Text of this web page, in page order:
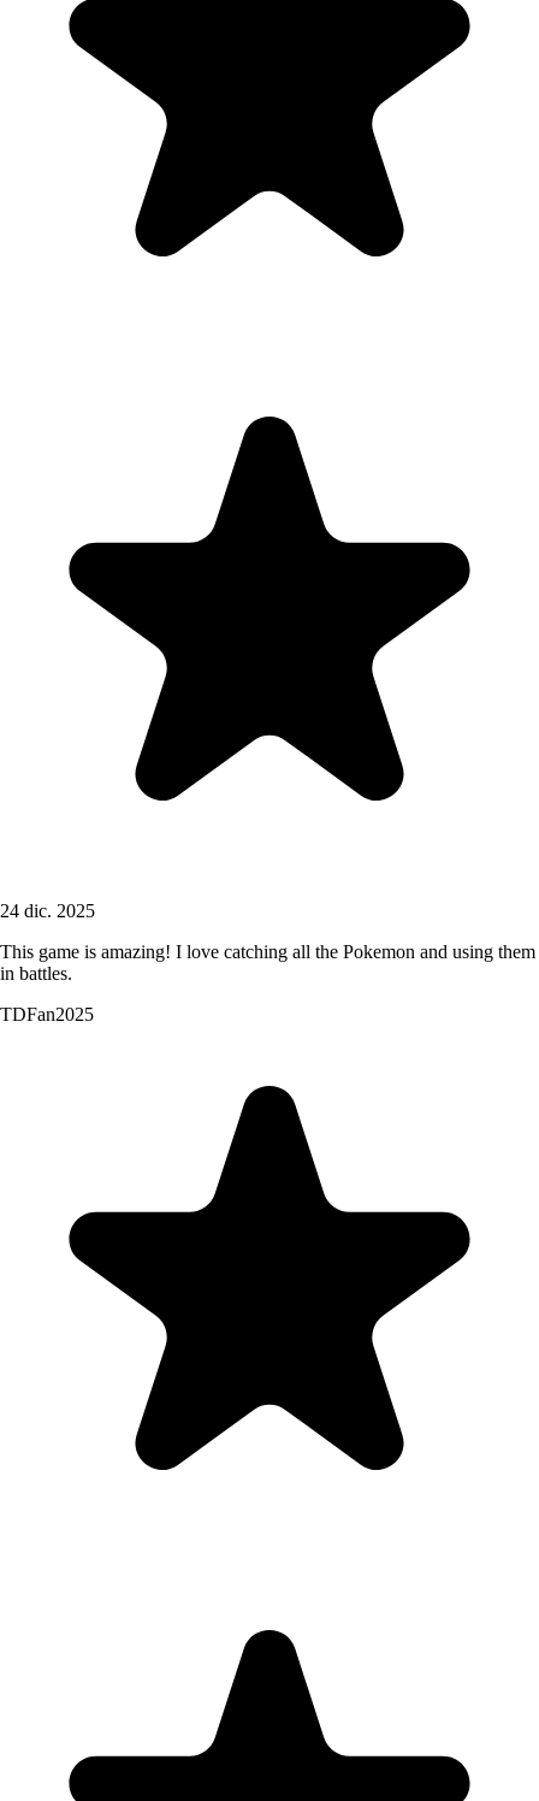
24 dic. 2025
This game is amazing! I love catching all the Pokemon and using them
in battles.
TDFan2025